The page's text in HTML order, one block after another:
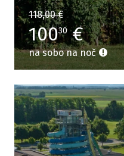
118,00 €
10030€
na sobo na noč